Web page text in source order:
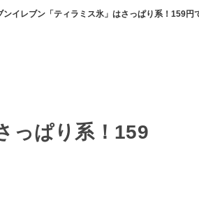
ンイレブン「ティラミス氷」はさっぱり系！159円
っぱり系！159